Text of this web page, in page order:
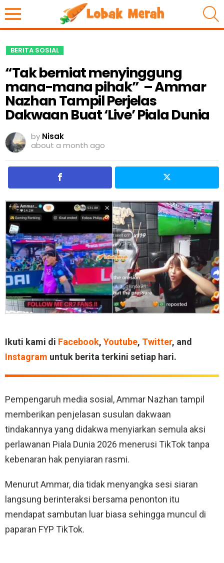
BERITA SOSIAL
“Tak berniat menyinggung
mana-mana pihak” – Ammar
Nazhan Tampil Perjelas
Dakwaan Buat ‘Live’ Piala Dunia
by Nisak
about a month ago
Ikuti kami di Facebook, Youtube, Twitter, and
Instagram untuk berita terkini setiap hari.
Pempengaruh media sosial, Ammar Nazhan tampil
memberikan penjelasan susulan dakwaan
tindakannya yang didakwa menyiarkan semula aksi
perlawanan Piala Dunia 2026 menerusi TikTok tanpa
kebenaran hak penyiaran rasmi.
Menurut Ammar, dia tidak menyangka sesi siaran
langsung berinteraksi bersama penonton itu
mendapat sambutan luar biasa sehingga muncul di
paparan FYP TikTok.